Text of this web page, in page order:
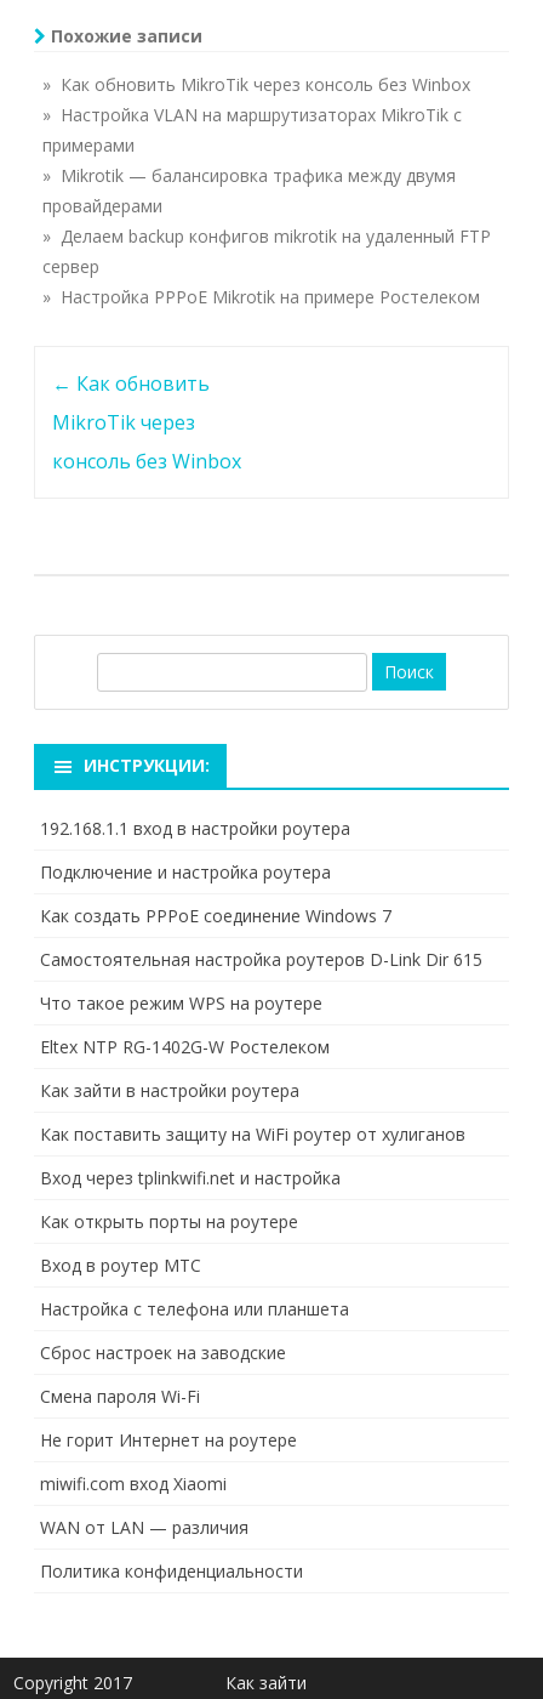
Похожие записи
» Как обновить MikroTik через консоль без Winbox
» Настройка VLAN на маршрутизаторах MikroTik с
примерами
» Mikrotik — балансировка трафика между двумя
провайдерами
» Делаем backup конфигов mikrotik на удаленный FTP
сервер
» Настройка PPPoE Mikrotik на примере Ростелеком
← Как обновить
MikroTik через
консоль без Winbox
ИНСТРУКЦИИ:
192.168.1.1 вход в настройки роутера
Подключение и настройка роутера
Как создать PPPoE соединение Windows 7
Самостоятельная настройка роутеров D-Link Dir 615
Что такое режим WPS на роутере
Eltex NTP RG-1402G-W Ростелеком
Как зайти в настройки роутера
Как поставить защиту на WiFi роутер от хулиганов
Вход через tplinkwifi.net и настройка
Как открыть порты на роутере
Вход в роутер МТС
Настройка с телефона или планшета
Сброс настроек на заводские
Смена пароля Wi-Fi
Не горит Интернет на роутере
miwifi.com вход Xiaomi
WAN от LAN — различия
Политика конфиденциальности
Copyright 2017 Как зайти